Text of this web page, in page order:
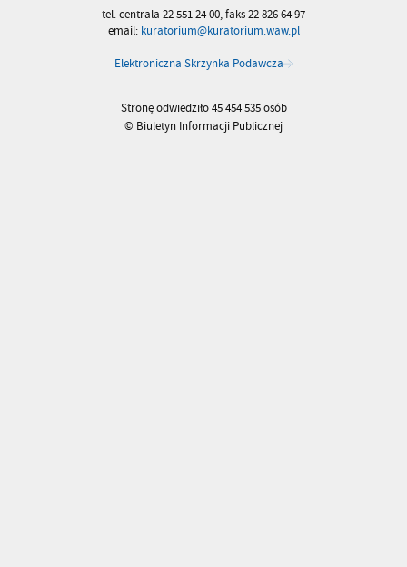
tel. centrala 22 551 24 00, faks 22 826 64 97
email: kuratorium@kuratorium.waw.pl
Elektroniczna Skrzynka Podawcza
Stronę odwiedziło 45 454 535 osób
© Biuletyn Informacji Publicznej